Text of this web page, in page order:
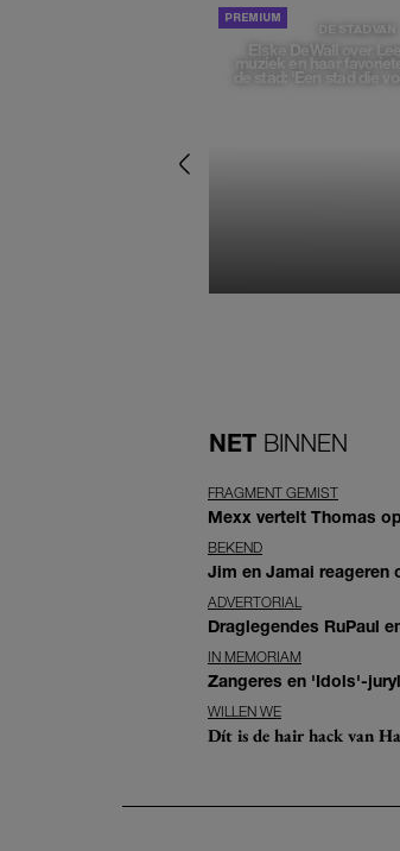
DE STAD VAN
Elske DeWall over
muziek en haar
de stad: 'Een stad die
NET BINNEN
FRAGMENT GEMIST
Mexx vertelt Thomas
BEKEND
Jim en Jamai reageren
ADVERTORIAL
Draglegendes RuPaul
IN MEMORIAM
Zangeres en 'Idols'-
WILLEN WE
Dít is de hair hack van